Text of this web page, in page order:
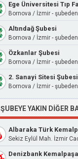
Ege Üniversitesi Tıp
Bornova / İzmir -
Altındağ Şubesi
Bornova / İzmir -
Özkanlar Şubesi
Bornova / İzmir -
2. Sanayi Sitesi Şubesi
Bornova / İzmir -
ŞUBEYE YAKIN DIĞER
Albaraka Türk
Sekiz Eylül Mah. İzmir
Denizbank Kemalpaşa